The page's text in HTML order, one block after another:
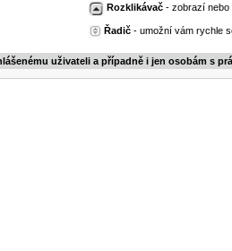
Rozklikávač - zobrazí nebo
Řadič - umožní vám rychle
uživateli a případně i jen osobám s